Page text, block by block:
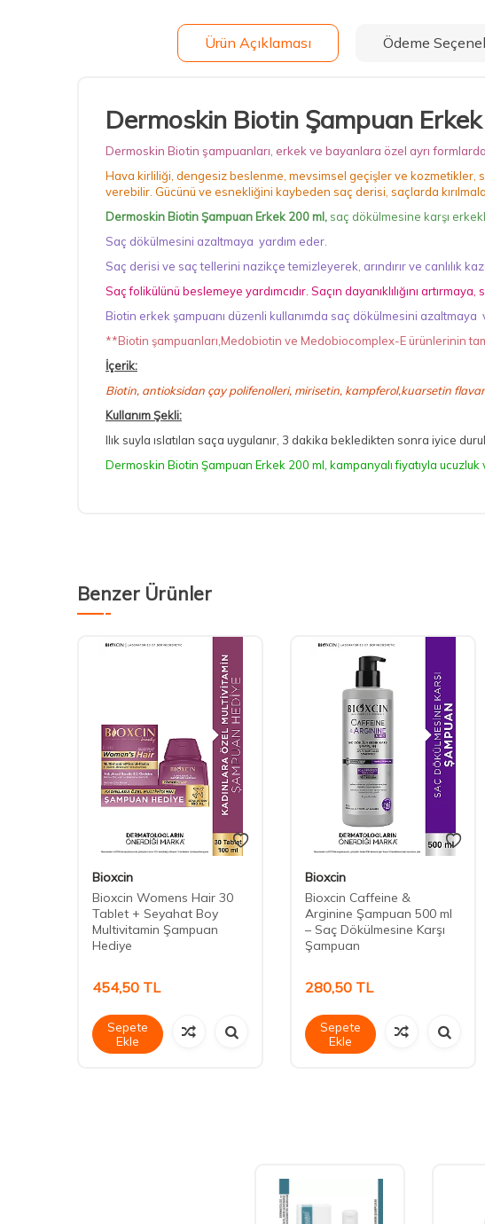
Ürün Açıklaması Ödeme
Dermoskin Biotin Şampuan
Dermoskin Biotin şampuanları, erkek ve bayanlara özel ayrı
Hava kirliliği, dengesiz beslenme, mevsimsel geçişler ve kozmetikler,
verebilir. Gücünü ve esnekliğini kaybeden saç derisi, saçlarda
Dermoskin Biotin Şampuan Erkek 200 ml, saç dökülmesine karşı
Saç dökülmesini azaltmaya yardım eder.
Saç derisi ve saç tellerini nazikçe temizleyerek, arındırır ve canlılık
Saç folikülünü beslemeye yardımcıdır. Saçın dayanıklılığını
Biotin erkek şampuanı düzenli kullanımda saç dökülmesini azaltmaya
**Biotin şampuanları,Medobiotin ve Medobiocomplex-E ürünlerinin
İçerik:
Biotin, antioksidan çay polifenolleri, mirisetin, kampferol,kuarsetin
Kullanım Şekli:
Ilık suyla ıslatılan saça uygulanır, 3 dakika bekledikten sonra iyice
Dermoskin Biotin Şampuan Erkek 200 ml, kampanyalı fiyatıyla
Benzer Ürünler
Bioxcin
Bioxcin Womens Hair 30
Tablet + Seyahat Boy
Multivitamin Şampuan
Hediye
454,50 TL
Sepete
Ekle
Bioxcin
Bioxcin Caffeine &
Arginine Şampuan 500 ml
– Saç Dökülmesine Karşı
Şampuan
280,50 TL
Sepete
Ekle